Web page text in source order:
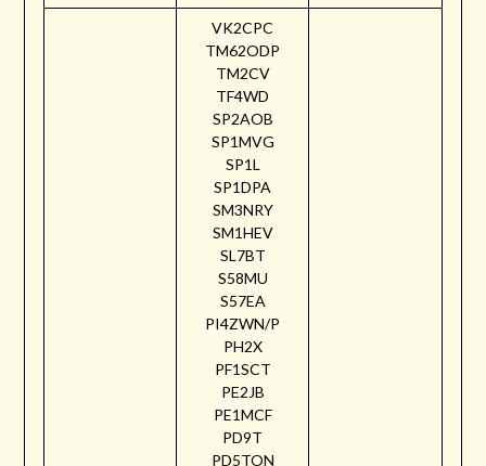
VK2CPC
TM62ODP
TM2CV
TF4WD
SP2AOB
SP1MVG
SP1L
SP1DPA
SM3NRY
SM1HEV
SL7BT
S58MU
S57EA
PI4ZWN/P
PH2X
PF1SCT
PE2JB
PE1MCF
PD9T
PD5TON